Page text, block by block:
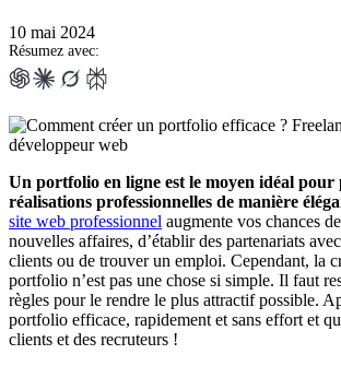
10 mai 2024
Résumez avec:
Un portfolio en ligne est le moyen idéal pour
réalisations professionnelles de manière
site web professionnel augmente vos chances
nouvelles affaires, d’établir des partenariats
clients ou de trouver un emploi. Cependant, la
portfolio n’est pas une chose si simple. Il faut
règles pour le rendre le plus attractif possible.
portfolio efficace, rapidement et sans effort et
clients et des recruteurs !